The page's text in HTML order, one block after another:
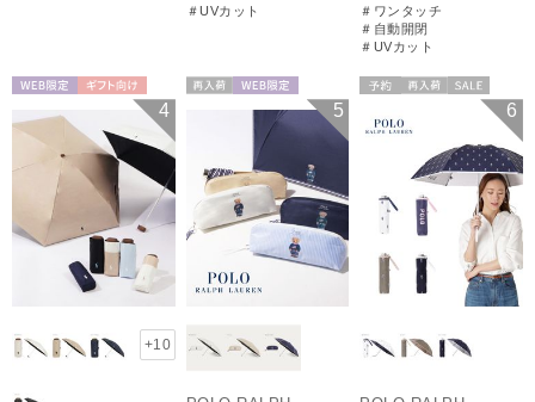
＃UVカット
＃ワンタッチ
＃自動開閉
＃UVカット
ギフト向け
UNISEX
4
+10
5
セール
送料無料
WOMEN
6